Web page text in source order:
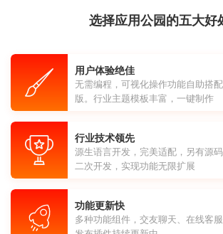
选择应用公园的五大好
用户体验绝佳
无需编程，可视化操作功能自助搭
版。行业主题模板丰富，一键制作
行业技术领先
源生语言开发，完美适配，另有源
二次开发，实现功能无限扩展
功能更新快
多种功能组件，交友聊天、在线客